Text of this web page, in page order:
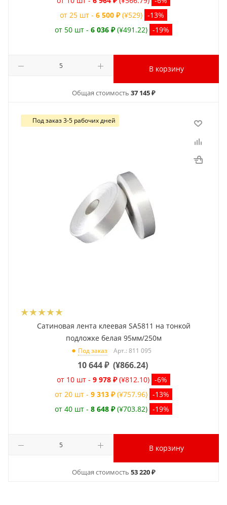
от 25 шт - 6 500 ₽ (¥529) -13%
от 50 шт - 6 036 ₽ (¥491.22) -19%
В корзину
Общая стоимость 37 145 ₽
Под заказ 3-5 рабочих дней
Сатиновая лента клеевая SA5811 на тонкой
подложке белая 95мм/250м
Под заказ Арт.: 811 095
10 644₽ (¥866.24)
от 10 шт - 9 978 ₽ (¥812.10) -6%
от 20 шт - 9 313 ₽ (¥757.96) -13%
от 40 шт - 8 648 ₽ (¥703.82) -19%
В корзину
Общая стоимость 53 220 ₽